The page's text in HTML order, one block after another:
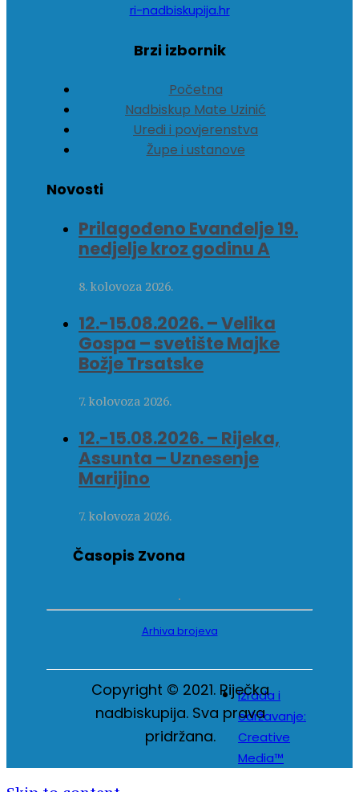
ri-nadbiskupija.hr
Brzi izbornik
Početna
Nadbiskup Mate Uzinić
Uredi i povjerenstva
Župe i ustanove
Novosti
Prilagođeno Evanđelje 19.
nedjelje kroz godinu A
8. kolovoza 2026.
12.-15.08.2026. – Velika
Gospa – svetište Majke
Božje Trsatske
7. kolovoza 2026.
12.-15.08.2026. – Rijeka,
Assunta – Uznesenje
Marijino
7. kolovoza 2026.
Časopis Zvona
Arhiva brojeva
Copyright © 2021. Riječka
nadbiskupija. Sva prava
pridržana.
Izrada i
održavanje:
Creative
Media™